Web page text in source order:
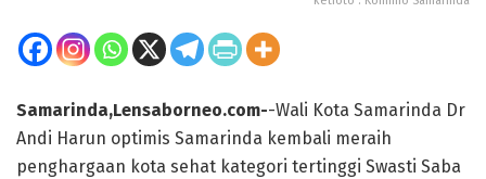
Samarinda,Lensaborneo.com--Wali Kota Samarinda Dr
Andi Harun optimis Samarinda kembali meraih
penghargaan kota sehat kategori tertinggi Swasti Saba